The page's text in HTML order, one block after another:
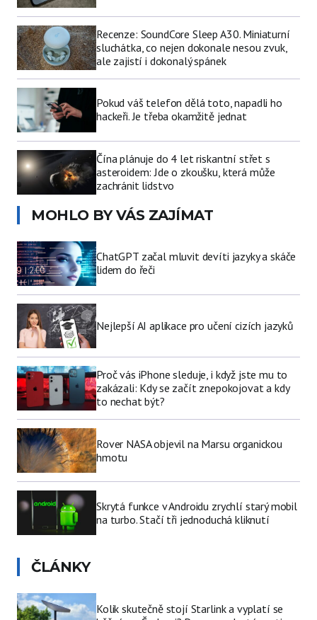
Recenze: SoundCore Sleep A30. Miniaturní
sluchátka, co nejen dokonale nesou zvuk,
ale zajistí i dokonalý spánek
Pokud váš telefon dělá toto, napadli ho
hackeři. Je třeba okamžitě jednat
Čína plánuje do 4 let riskantní střet s
asteroidem: Jde o zkoušku, která může
zachránit lidstvo
MOHLO BY VÁS ZAJÍMAT
ChatGPT začal mluvit devíti jazyky a skáče
lidem do řeči
Nejlepší AI aplikace pro učení cizích jazyků
Proč vás iPhone sleduje, i když jste mu to
zakázali: Kdy se začít znepokojovat a kdy
to nechat být?
Rover NASA objevil na Marsu organickou
hmotu
Skrytá funkce v Androidu zrychlí starý mobil
na turbo. Stačí tři jednoduchá kliknutí
ČLÁNKY
Kolik skutečně stojí Starlink a vyplatí se